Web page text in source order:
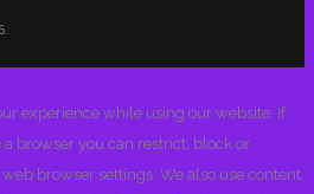
experience while using our website. If
browser you can restrict, block or
browser settings. We also use content